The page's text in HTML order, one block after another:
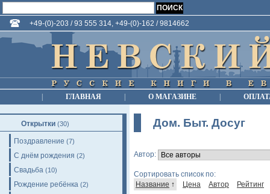
+49-(0)-203 / 93 555 314, +49-(0)-162 / 9814662
ГЛАВНАЯ О МАГАЗИНЕ
Открытки (30)
Поздравление (7)
С днём рождения (2)
Свадьба (10)
Рождение ребёнка (2)
Дом. Быт. Досуг
Автор:
Сортировать список по:
Название ↑ Цена Автор Рейтинг